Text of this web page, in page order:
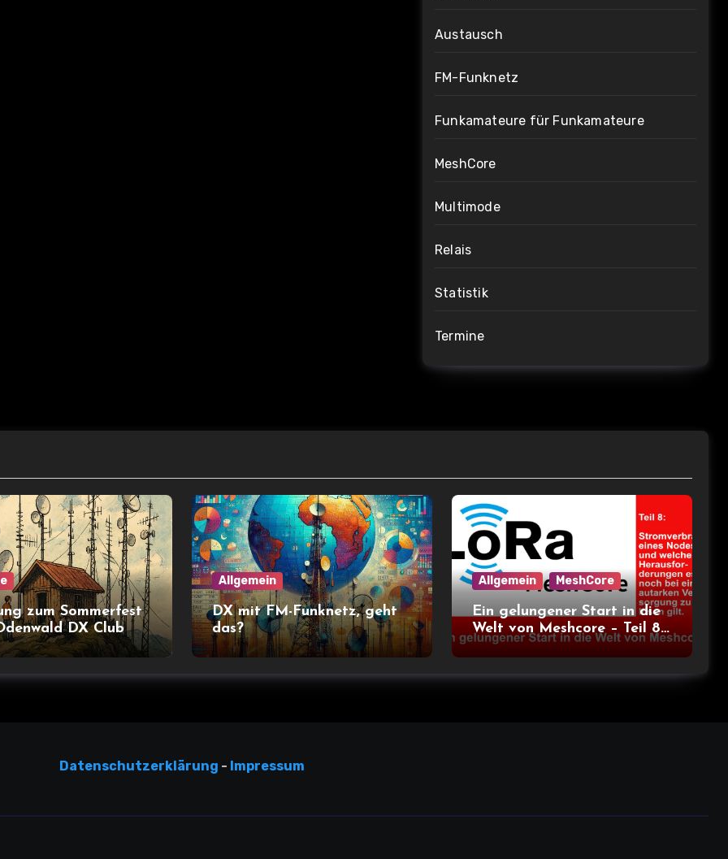
Austausch
FM-Funknetz
Funkamateure für Funkamateure
MeshCore
Multimode
Relais
Statistik
Termine
zum Sommerfest
DX Club
Allgemein
DX mit FM-Funknetz, geht
das?
Allgemein MeshCore
Ein gelungener Start in die
Welt von Meshcore – Teil 8
– Stromverbrauch bei
verschiedenen Nodes
Datenschutzerklärung - Impressum